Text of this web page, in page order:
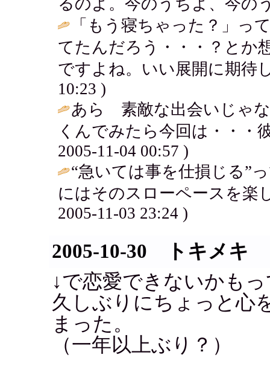
「もう寝ちゃった？」っ
てたんだろう・・・？とか
ですよね。いい展開に期待
10:23 )
あら 素敵な出会いじゃ
くんでみたら今回は・・・
2005-11-04 00:57 )
“急いては事を仕損じる”
にはそのスローペースを楽
2005-11-03 23:24 )
2005-10-30 トキメキ
↓で恋愛できないかも
久しぶりにちょっと心
まった。
（一年以上ぶり？）